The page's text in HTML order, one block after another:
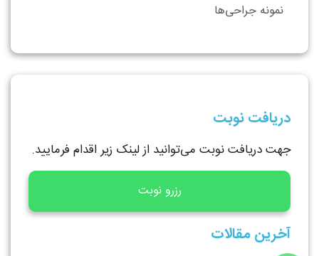
نمونه جراحی‌ها
دریافت نوبت
جهت دریافت نوبت می‌توانید از لینک زیر اقدام فرمایید.
رزرو نوبت
آخرین مقالات